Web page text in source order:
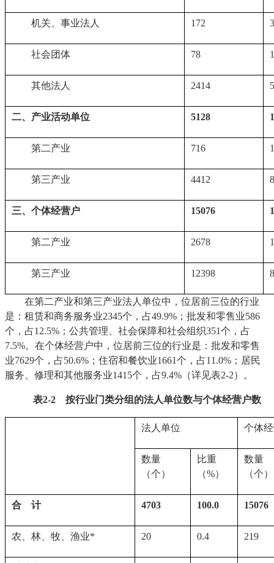
机关、事业法人 172
社会团体 78
其他法人 2414
二、产业活动单位 5128
第二产业 716
第三产业 4412
三、个体经营户 15076
第二产业 2678
第三产业 12398
在第二产业和第三产业法人单位中，位居前三位的行业
是：租赁和商务服务业2345个，占49.9%；批发和零售业586
个，占12.5%；公共管理、社会保障和社会组织351个，占
7.5%。在个体经营户中，位居前三位的行业是：批发和零售
业7629个，占50.6%；住宿和餐饮业1661个，占11.0%；居民
服务、修理和其他服务业1415个，占9.4%（详见表2-2）。
表2-2按行业门类分组的法人单位数与个体经营户数
法人单位 个体
数量
（个）
比重
（%）
数量
（个）
合　计 4703 100.0 15076
农、林、牧、渔业* 20 0.4 219